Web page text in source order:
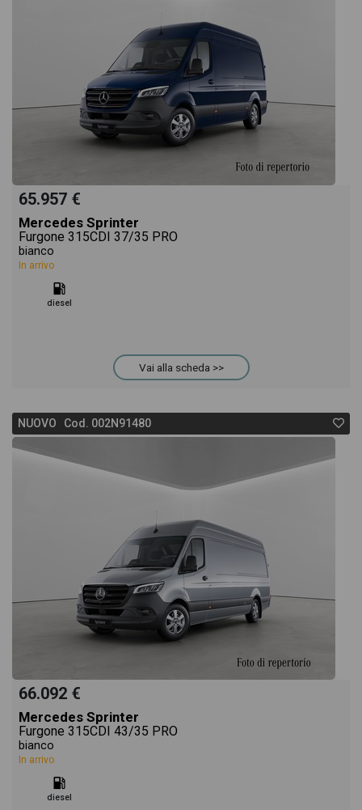
65.957 €
Mercedes Sprinter
Furgone 315CDI 37/35 PRO
bianco
In arrivo
diesel
Vai alla scheda >>
NUOVO Cod. 002N91480
66.092 €
Mercedes Sprinter
Furgone 315CDI 43/35 PRO
bianco
In arrivo
diesel